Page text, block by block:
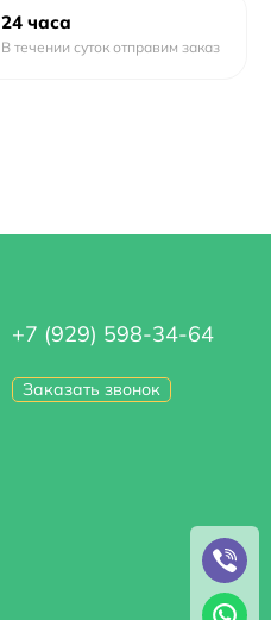
24 часа
В течении суток отправим заказ
+7 (929) 598-34-64
Заказать звонок